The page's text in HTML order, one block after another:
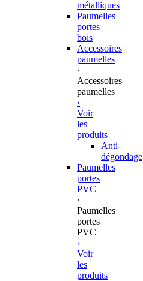
métalliques
Paumelles
portes
bois
Accessoires
paumelles
‹
Accessoires
paumelles
›
Voir
les
produits
Anti-
dégondage
Paumelles
portes
PVC
‹
Paumelles
portes
PVC
›
Voir
les
produits